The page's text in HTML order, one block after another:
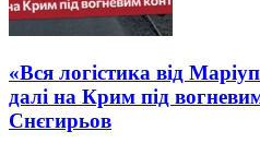
«Вся логістика від
далі на Крим під
Снєгирьов